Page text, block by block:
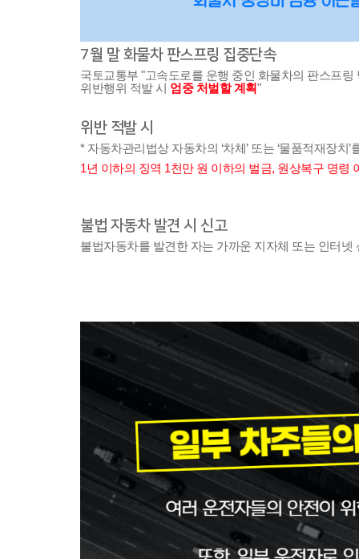
7월 말 화물차 판스프링 집중단속
국토교통부 "고속도로를 운행 중인 화물차의 판스프링
위반행위 적발 시 엄중 처벌할 계획"
위반 적발 시
* 자동차관리법상 자동차의 ‘차체’ 또는 ‘물품적재장치
1년 이하의 징역 1천만 원 이하의 벌금, 원상복구 명령
불법 자동차 발견 시 신고
불법자동차를 발견한 자는 가까운 지자체 또는 인터넷